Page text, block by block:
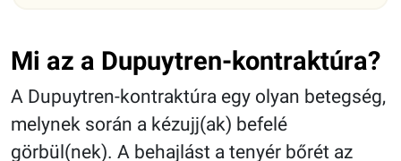
Mi az a Dupuytren-kontraktúra?
A Dupuytren-kontraktúra egy olyan betegség,
melynek során a kézujj(ak) befelé
görbül(nek). A behajlást a tenyér bőrét az